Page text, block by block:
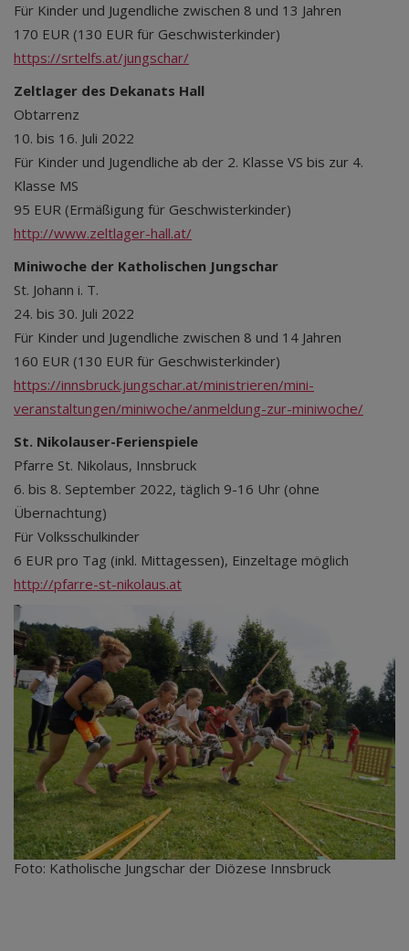
Für Kinder und Jugendliche zwischen 8 und 13 Jahren
170 EUR (130 EUR für Geschwisterkinder)
https://srtelfs.at/jungschar/
Zeltlager des Dekanats Hall
Obtarrenz
10. bis 16. Juli 2022
Für Kinder und Jugendliche ab der 2. Klasse VS bis zur 4.
Klasse MS
95 EUR (Ermäßigung für Geschwisterkinder)
http://www.zeltlager-hall.at/
Miniwoche der Katholischen Jungschar
St. Johann i. T.
24. bis 30. Juli 2022
Für Kinder und Jugendliche zwischen 8 und 14 Jahren
160 EUR (130 EUR für Geschwisterkinder)
https://innsbruck.jungschar.at/ministrieren/mini-
veranstaltungen/miniwoche/anmeldung-zur-miniwoche/
St. Nikolauser-Ferienspiele
Pfarre St. Nikolaus, Innsbruck
6. bis 8. September 2022, täglich 9-16 Uhr (ohne
Übernachtung)
Für Volksschulkinder
6 EUR pro Tag (inkl. Mittagessen), Einzeltage möglich
http://pfarre-st-nikolaus.at
Foto: Katholische Jungschar der Diözese Innsbruck